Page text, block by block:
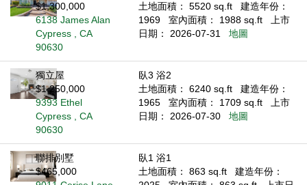
$1,300,000
6138 James Alan
Cypress , CA
90630
土地面積： 5520 sq.ft
建造年份：
1969
室內面積： 1988 sq.ft
上市
日期： 2026-07-31
地圖
獨立屋
$1,250,000
9393 Ethel
Cypress , CA
90630
臥3 浴2
土地面積： 6240 sq.ft
建造年份：
1965
室內面積： 1709 sq.ft
上市
日期： 2026-07-30
地圖
聯排別墅
$465,000
臥1 浴1
土地面積： 863 sq.ft
建造年份：